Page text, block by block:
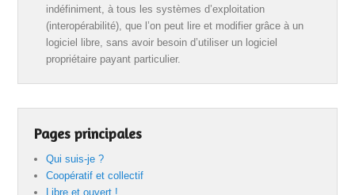
indéfiniment, à tous les systèmes d’exploitation
(interopérabilité), que l’on peut lire et modifier grâce à un
logiciel libre, sans avoir besoin d’utiliser un logiciel
propriétaire payant particulier.
Pages principales
Qui suis-je ?
Coopératif et collectif
Libre et ouvert !